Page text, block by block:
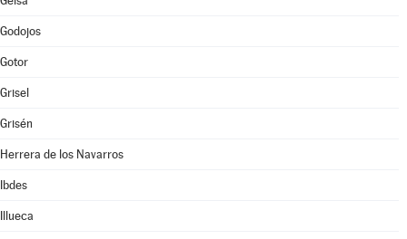
Godojos
Gotor
Grisel
Grisén
Herrera de los Navarros
Ibdes
Illueca